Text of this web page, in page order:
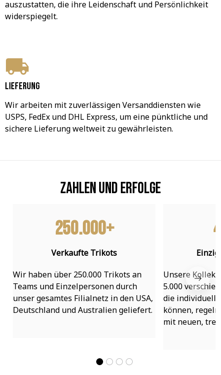
auszustatten, die ihre Leidenschaft und Persönlichkeit
widerspiegelt.
Lieferung
Wir arbeiten mit zuverlässigen Versanddiensten wie
USPS, FedEx und DHL Express, um eine pünktliche und
sichere Lieferung weltweit zu gewährleisten.
Zahlen und Erfolge
250.000+
Verkaufte Trikots
Wir haben über 250.000 Trikots an
Teams und Einzelpersonen durch
unser gesamtes Filialnetz in den USA,
Deutschland und Australien geliefert.
Unsere
5.000
die individuell
können,
mit neuen,